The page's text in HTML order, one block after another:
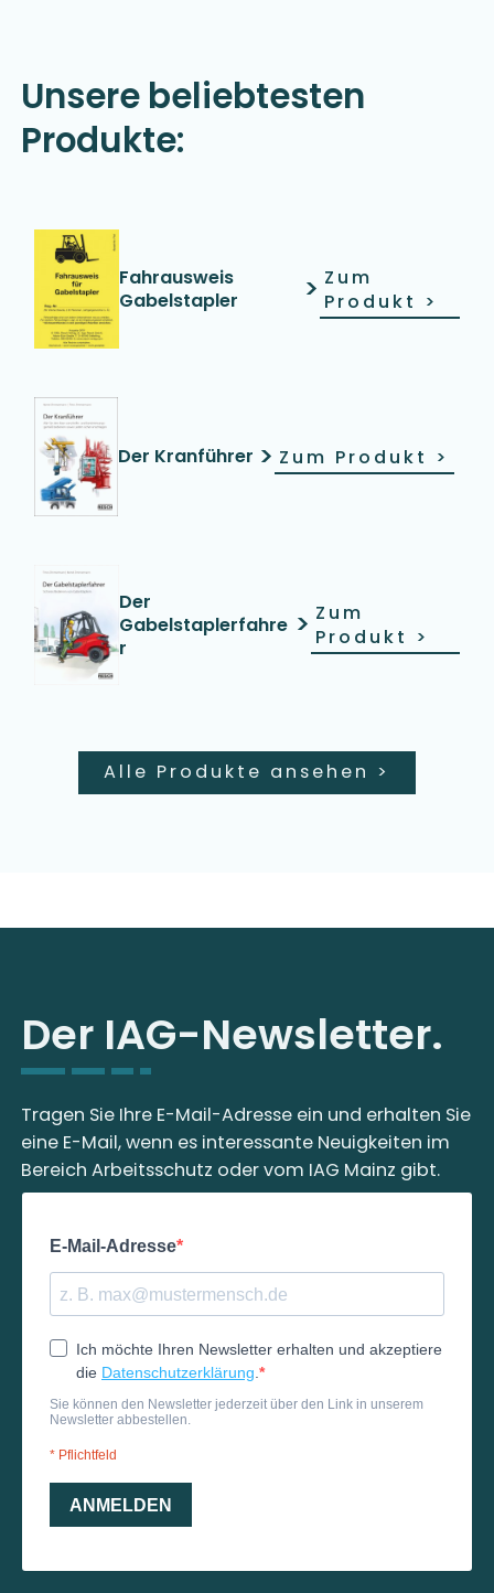
Unsere beliebtesten
Produkte:
Fahrausweis
Gabelstapler
> Zum
Produkt >
Der Kranführer > Zum Produkt >
Der
Gabelstaplerfahre
r
> Zum
Produkt >
Alle Produkte ansehen >
Der IAG-Newsletter.
Tragen Sie Ihre E-Mail-Adresse ein und erhalten Sie
eine E-Mail, wenn es interessante Neuigkeiten im
Bereich Arbeitsschutz oder vom IAG Mainz gibt.